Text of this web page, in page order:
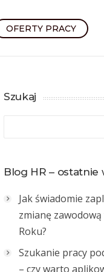
OFERTY PRACY
Szukaj
Blog HR – ostatnie
Jak świadomie
zmianę
Roku?
Szukanie pracy
– czy warto